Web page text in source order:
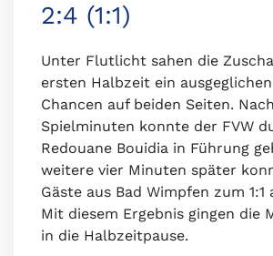
2:4 (1:1)
Unter Flutlicht sahen die
ersten Halbzeit ein
Chancen auf beiden Seiten.
Spielminuten konnte der FVW
Redouane Bouidia in Führung
weitere vier Minuten später
Gäste aus Bad Wimpfen zum 1:1
Mit diesem Ergebnis gingen die
in die Halbzeitpause.